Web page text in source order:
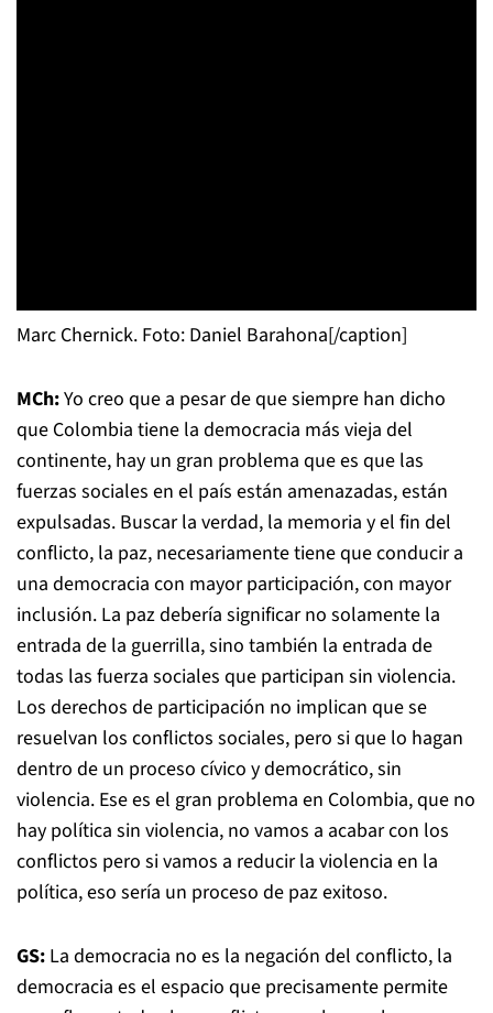
Marc Chernick. Foto: Daniel Barahona[/caption]
MCh:Yo creo que a pesar de que siempre han dicho
que Colombia tiene la democracia más vieja del
continente, hay un gran problema que es que las
fuerzas sociales en el país están amenazadas, están
expulsadas. Buscar la verdad, la memoria y el fin del
conflicto, la paz, necesariamente tiene que conducir a
una democracia con mayor participación, con mayor
inclusión. La paz debería significar no solamente la
entrada de la guerrilla, sino también la entrada de
todas las fuerza sociales que participan sin violencia.
Los derechos de participación no implican que se
resuelvan los conflictos sociales, pero si que lo hagan
dentro de un proceso cívico y democrático, sin
violencia. Ese es el gran problema en Colombia, que no
hay política sin violencia, no vamos a acabar con los
conflictos pero si vamos a reducir la violencia en la
política, eso sería un proceso de paz exitoso.
GS: La democracia no es la negación del conflicto, la
democracia es el espacio que precisamente permite